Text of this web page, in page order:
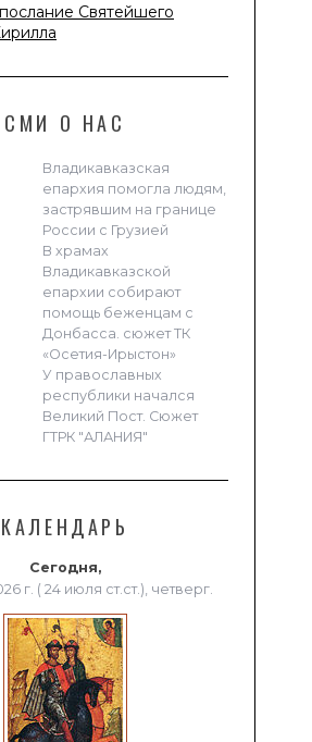
Святейшего
СМИ О НАС
Владикавказская
епархия помогла людям,
застрявшим на границе
России с Грузией
В храмах
Владикавказской
епархии собирают
помощь беженцам с
Донбасса. сюжет ТК
«Осетия-Ирыстон»
У православных
республики начался
Великий Пост. Сюжет
ГТРК "АЛАНИЯ"
КАЛЕНДАРЬ
Сегодня,
г. ( 24 июля ст.ст.), четверг.